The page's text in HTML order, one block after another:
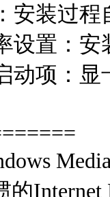
安装过程
设置：
动项：
的Internet